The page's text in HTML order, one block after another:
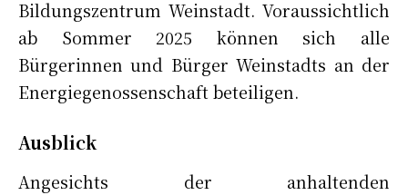
Bildungszentrum Weinstadt. Voraussichtlich
ab Sommer 2025 können sich alle
Bürgerinnen und Bürger Weinstadts an der
Energiegenossenschaft beteiligen.
Ausblick
Angesichts der anhaltenden